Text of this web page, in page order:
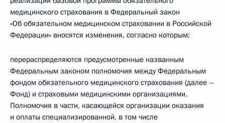
медицинского страхования в Федеральный закон
«Об обязательном медицинском страховании в Российской
Федерации» вносятся изменения, согласно которым:
перераспределяются предусмотренные названным
Федеральным законом полномочия между Федеральным
фондом обязательного медицинского страхования (далее –
Фонд) и страховыми медицинскими организациями.
Полномочия в части, касающейся организации оказания
и оплаты специализированной, в том числе